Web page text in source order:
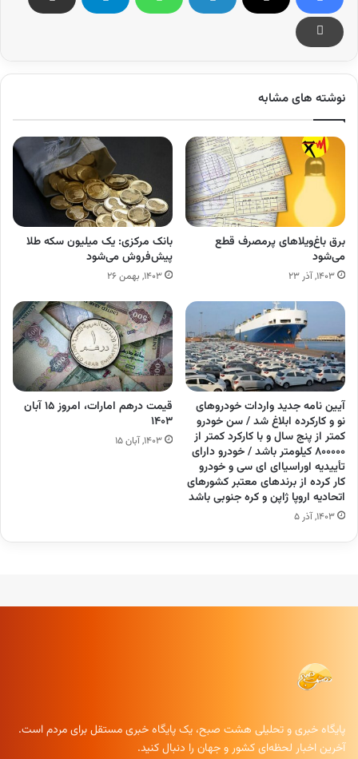
نوشته های مشابه
برق باغ‌ویلاهای پرمصرف قطع
می‌شود
۱۴۰۳, آذر ۲۳
بانک مرکزی: یک میلیون سکه طلا
پیش‌فروش می‌شود
۱۴۰۳, بهمن ۲۶
آیین نامه جدید واردات خودرو‌های
نو و کارکرده ابلاغ شد / سن خودرو
کمتر از پنج سال و با کارکرد کمتر از
۸۰۰۰۰۰ کیلومتر باشد / خودرو دارای
تأییدیه اوراسیا‌ای ای سی و خودرو
کار کرده از برند‌های معتبر کشور‌های
اتحادیه اروپا ژاپن و کره جنوبی باشد
۱۴۰۳, آذر ۵
قیمت درهم امارات، امروز ۱۵ آبان
۱۴۰۳
۱۴۰۳, آبان ۱۵
پایگاه خبری و تحلیلی هشت صبح، یک پایگاه خبری مستقل برای مردم است.
آخرین اخبار لحظه‌ای کشور و جهان را دنبال کنید.